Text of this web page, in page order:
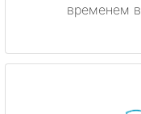
временем